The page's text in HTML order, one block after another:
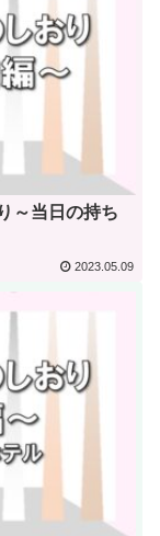
～当日の持ち
2023.05.09